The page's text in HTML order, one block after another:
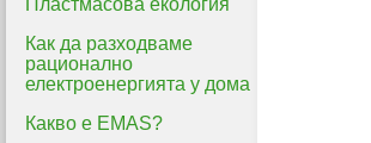
Пластмасова екология
Как да разходваме
рационално
електроенергията у дома
Какво е EMAS?